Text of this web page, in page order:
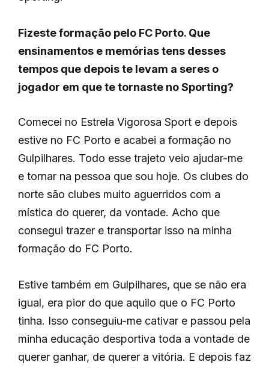
Fizeste formação pelo FC Porto. Que
ensinamentos e memórias tens desses
tempos que depois te levam a seres o
jogador em que te tornaste no Sporting?
Comecei no Estrela Vigorosa Sport e depois
estive no FC Porto e acabei a formação no
Gulpilhares. Todo esse trajeto veio ajudar-me
e tornar na pessoa que sou hoje. Os clubes do
norte são clubes muito aguerridos com a
mística do querer, da vontade. Acho que
consegui trazer e transportar isso na minha
formação do FC Porto.
Estive também em Gulpilhares, que se não era
igual, era pior do que aquilo que o FC Porto
tinha. Isso conseguiu-me cativar e passou pela
minha educação desportiva toda a vontade de
querer ganhar, de querer a vitória. E depois faz